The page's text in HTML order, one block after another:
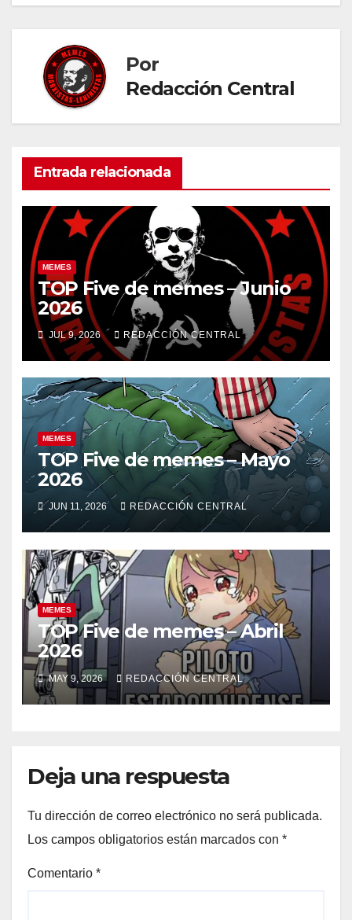
Por
Redacción Central
Entrada relacionada
MEMES
TOP Five de memes – Junio
2026
JUL 9, 2026 REDACCIÓN CENTRAL
MEMES
TOP Five de memes – Mayo
2026
JUN 11, 2026 REDACCIÓN CENTRAL
MEMES
TOP Five de memes – Abril
2026
MAY 9, 2026 REDACCIÓN CENTRAL
Deja una respuesta
Tu dirección de correo electrónico no será publicada.
Los campos obligatorios están marcados con *
Comentario *